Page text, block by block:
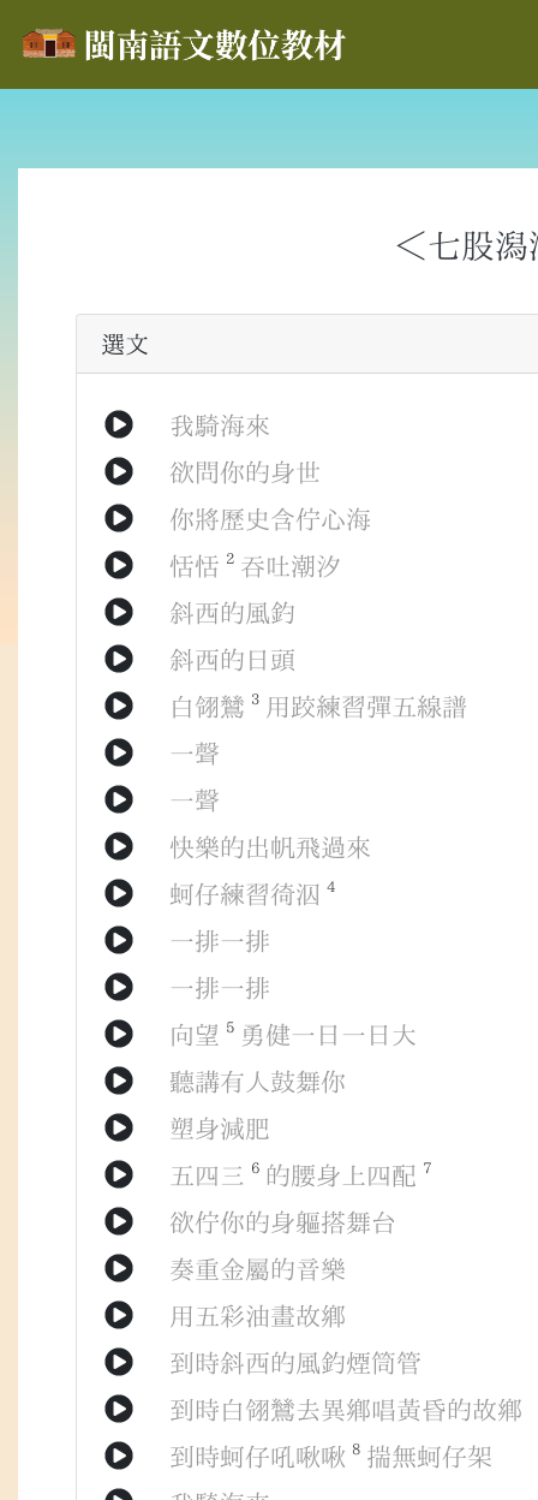
＜七股潟
選文
我騎海來
欲問你的身世
你將歷史含佇心海
恬恬 2 吞吐潮汐
斜西的風釣
斜西的 日頭
白翎鷥 3 用跤練習彈五線譜
一聲
一聲
快樂的出帆飛過來
蚵仔練習徛泅 4
一排一排
一排一排
向望
5 勇健一日 一日 大
聽講有人 鼓舞你
塑身減肥
五四三
6 的腰身 上 四配 7
欲佇你的身軀搭舞台
奏重金屬的音樂
用五彩油畫故鄉
到時斜西的風釣煙筒管
到時白翎鷥去異鄉唱黃昏的故鄉
到時蚵仔吼啾啾 8 揣無蚵仔架